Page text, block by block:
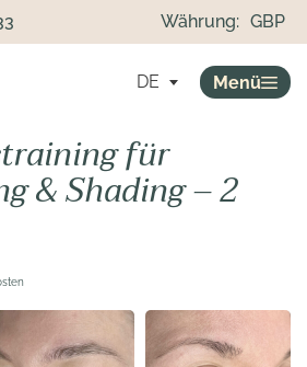
Währung: GBP
DE Menü
für
& Shading – 2